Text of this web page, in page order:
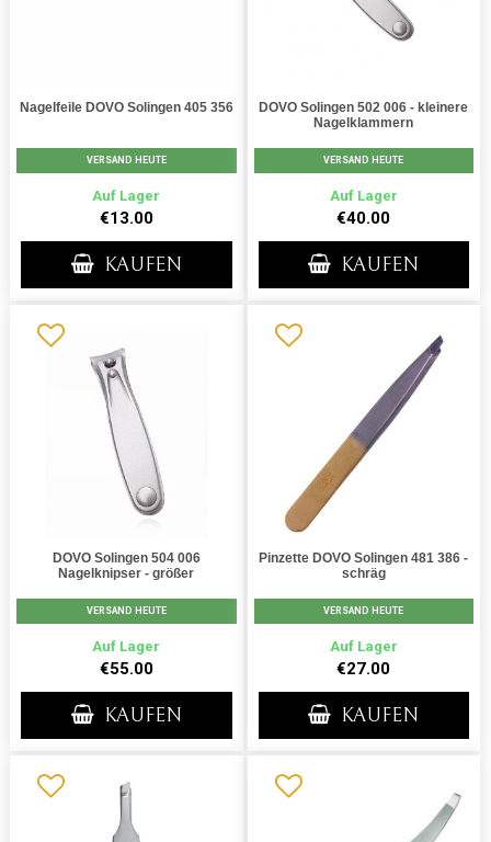
Nagelfeile DOVO Solingen 405 356
VERSAND HEUTE
Auf Lager
€13.00
KAUFEN
DOVO Solingen 502 006 - kleinere
Nagelklammern
VERSAND HEUTE
Auf Lager
€40.00
KAUFEN
DOVO Solingen 504 006
Nagelknipser - größer
VERSAND HEUTE
Auf Lager
€55.00
KAUFEN
Pinzette DOVO Solingen 481 386 -
schräg
VERSAND HEUTE
Auf Lager
€27.00
KAUFEN